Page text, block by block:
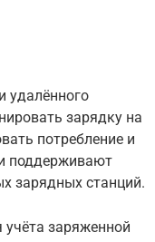
удалённого
зарядку на
потребление и
поддерживают
зарядных станций.
заряженной